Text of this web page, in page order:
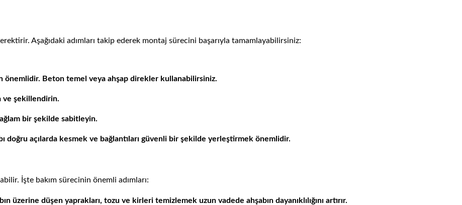
Aşağıdaki adımları takip ederek montaj sürecini başarıyla tamamlayabilirsiniz:
önemlidir. Beton temel veya ahşap direkler kullanabilirsiniz.
ve şekillendirin.
bir şekilde sabitleyin.
doğru açılarda kesmek ve bağlantıları güvenli bir şekilde yerleştirmek önemlidir.
İşte bakım sürecinin önemli adımları:
üzerine düşen yaprakları, tozu ve kirleri temizlemek uzun vadede ahşabın dayanıklılığını artırır.